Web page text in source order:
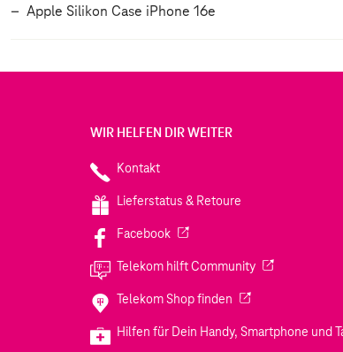
Apple Silikon Case iPhone 16e
WIR HELFEN DIR WEITER
Kontakt
Lieferstatus & Retoure
Facebook(Wird in einem neuen Tab
Telekom hilft Community(Wird in einem
Telekom Shop finden (Wird in einem
Hilfen für Dein Handy, Smartphone und